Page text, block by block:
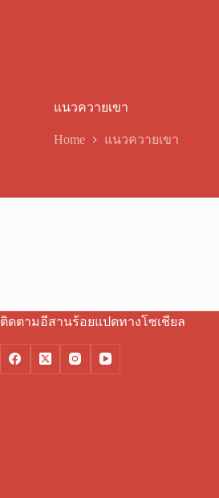
แนวควายเขา
Home แนวควายเขา
ติดตามอีสานร้อยแปดทางโซเชียล